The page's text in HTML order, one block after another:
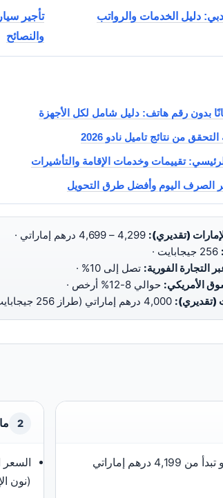
دليل الخدمات والرواتب
تأجير
والنصائح
تقييمات وخدمات الإقامة والتأشيرات
التجارة الفورية: تصل إلى 10% ·
الأمريكي: حوالي 8-12% أرخص ·
(تقديري):
أسعار آيفون 17 برو تبدأ من 4,199 درهم إماراتي
2
السعر
(نون